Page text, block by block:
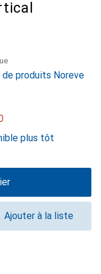
de produits Noreve
plus tôt
Ajouter à la liste